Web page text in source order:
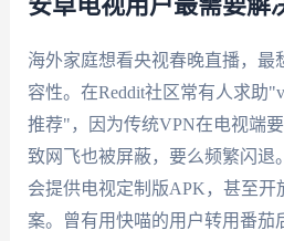
安卓电视用户最需要解
海外家庭想看央视春晚直播，最
容性。在Reddit社区常有人求助
推荐"，因为传统VPN在电视端
致网飞也被屏蔽，要么频繁闪退
会提供电视定制版APK，甚至开
案。曾有用快喵的用户转用番茄